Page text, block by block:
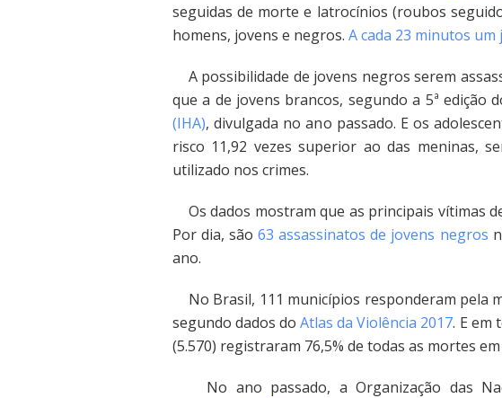
seguidas de morte e latrocínios (roubos
homens, jovens e negros. A cada 23 minutos
A possibilidade de jovens negros serem
que a de jovens brancos, segundo a 5ª edição
(IHA), divulgada no ano passado. E os
risco 11,92 vezes superior ao das meninas,
utilizado nos crimes.
Os dados mostram que as principais vítimas
Por dia, são63 assassinatos de jovens negros
ano.
No Brasil, 111 municípios responderam pela
segundo dados doAtlas da Violência 2017. E em
(5.570) registraram 76,5% de todas as mortes
No ano passado, a Organização das